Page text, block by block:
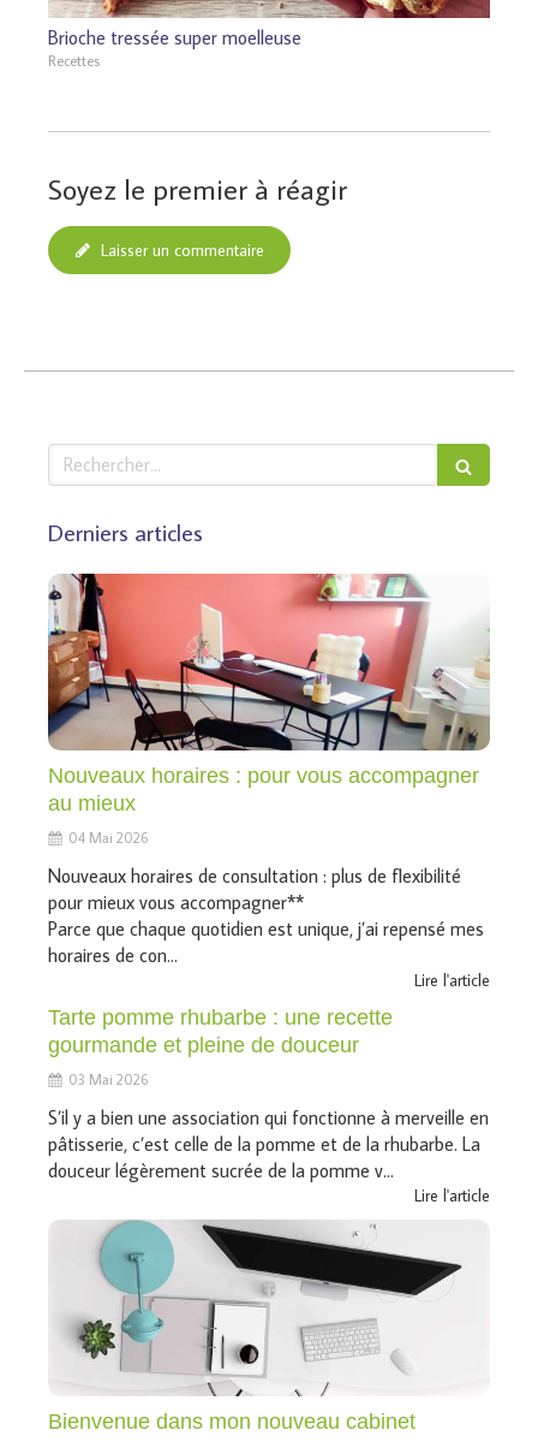
Brioche tressée super moelleuse
Recettes
Soyez le premier à réagir
Laisser un commentaire
Rechercher
Derniers articles
Nouveaux horaires : pour vous accompagner
au mieux
04 Mai 2026
Nouveaux horaires de consultation : plus de flexibilité
pour mieux vous accompagner**
Parce que chaque quotidien est unique, j’ai repensé mes
horaires de con...
Lire l'article
Tarte pomme rhubarbe : une recette
gourmande et pleine de douceur
03 Mai 2026
S’il y a bien une association qui fonctionne à merveille en
pâtisserie, c’est celle de la pomme et de la rhubarbe. La
douceur légèrement sucrée de la pomme v...
Lire l'article
Bienvenue dans mon nouveau cabinet